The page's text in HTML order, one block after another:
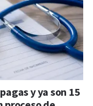
y ya son 15